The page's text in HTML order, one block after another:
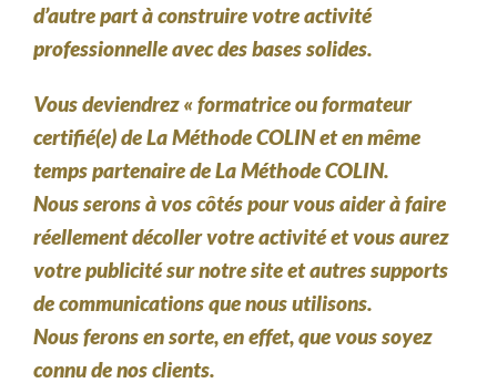
d’autre part à construire votre activité
professionnelle avec des bases solides.
Vous deviendrez « formatrice ou formateur
certifié(e) de La Méthode COLIN et en même
temps partenaire de La Méthode COLIN.
Nous serons à vos côtés pour vous aider à faire
réellement décoller votre activité et vous aurez
votre publicité sur notre site et autres supports
de communications que nous utilisons.
Nous ferons en sorte, en effet, que vous soyez
connu de nos clients.